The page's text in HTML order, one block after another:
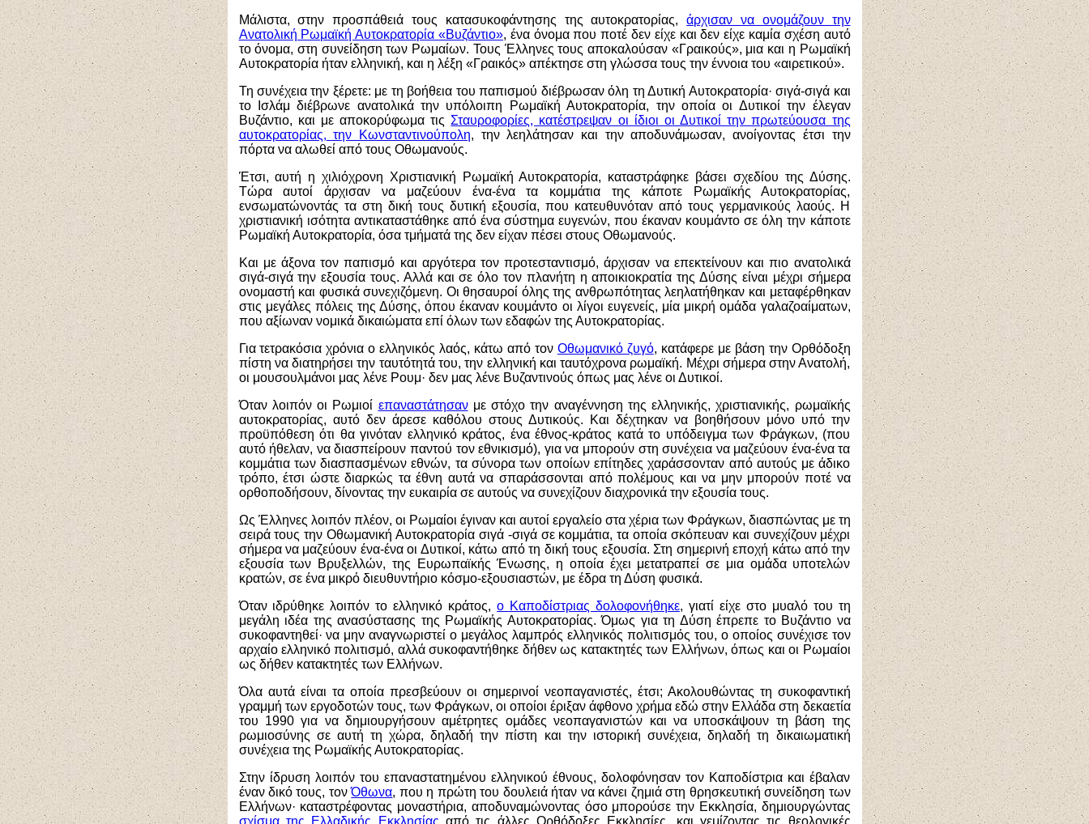
Μάλιστα, στην προσπάθειά τους κατασυκοφάντησης της αυτοκρατορίας,άρχισαν να ονομάζουν την
Ανατολική Ρωμαϊκή Αυτοκρατορία «Βυζάντιο», ένα όνομα που ποτέ δεν είχε και δεν είχε καμία σχέση αυτό
το όνομα, στη συνείδηση των Ρωμαίων. Τους Έλληνες τους αποκαλούσαν «Γραικούς», μια και η Ρωμαϊκή
Αυτοκρατορία ήταν ελληνική, και η λέξη «Γραικός» απέκτησε στη γλώσσα τους την έννοια του «αιρετικού».
Τη συνέχεια την ξέρετε: με τη βοήθεια του παπισμού διέβρωσαν όλη τη Δυτική Αυτοκρατορία· σιγά-σιγά και
το Ισλάμ διέβρωνε ανατολικά την υπόλοιπη Ρωμαϊκή Αυτοκρατορία, την οποία οι Δυτικοί την έλεγαν
Βυζάντιο, και με αποκορύφωμα τις Σταυροφορίες, κατέστρεψαν οι ίδιοι οι Δυτικοί την πρωτεύουσα της
αυτοκρατορίας, την Κωνσταντινούπολη, την λεηλάτησαν και την αποδυνάμωσαν, ανοίγοντας έτσι την
πόρτα να αλωθεί από τους Οθωμανούς.
Έτσι, αυτή η χιλιόχρονη Χριστιανική Ρωμαϊκή Αυτοκρατορία, καταστράφηκε βάσει σχεδίου της Δύσης.
Τώρα αυτοί άρχισαν να μαζεύουν ένα-ένα τα κομμάτια της κάποτε Ρωμαϊκής Αυτοκρατορίας,
ενσωματώνοντάς τα στη δική τους δυτική εξουσία, που κατευθυνόταν από τους γερμανικούς λαούς. Η
χριστιανική ισότητα αντικαταστάθηκε από ένα σύστημα ευγενών, που έκαναν κουμάντο σε όλη την κάποτε
Ρωμαϊκή Αυτοκρατορία, όσα τμήματά της δεν είχαν πέσει στους Οθωμανούς.
Και με άξονα τον παπισμό και αργότερα τον προτεσταντισμό, άρχισαν να επεκτείνουν και πιο ανατολικά
σιγά-σιγά την εξουσία τους. Αλλά και σε όλο τον πλανήτη η αποικιοκρατία της Δύσης είναι μέχρι σήμερα
ονομαστή και φυσικά συνεχιζόμενη. Οι θησαυροί όλης της ανθρωπότητας λεηλατήθηκαν και μεταφέρθηκαν
στις μεγάλες πόλεις της Δύσης, όπου έκαναν κουμάντο οι λίγοι ευγενείς, μία μικρή ομάδα γαλαζοαίματων,
που αξίωναν νομικά δικαιώματα επί όλων των εδαφών της Αυτοκρατορίας.
Για τετρακόσια χρόνια ο ελληνικός λαός, κάτω από τον Οθωμανικό ζυγό, κατάφερε με βάση την Ορθόδοξη
πίστη να διατηρήσει την ταυτότητά του, την ελληνική και ταυτόχρονα ρωμαϊκή. Μέχρι σήμερα στην Ανατολή,
οι μουσουλμάνοι μας λένε Ρουμ· δεν μας λένε Βυζαντινούς όπως μας λένε οι Δυτικοί.
Όταν λοιπόν οι Ρωμιοί επαναστάτησανμε στόχο την αναγέννηση της ελληνικής, χριστιανικής, ρωμαϊκής
αυτοκρατορίας, αυτό δεν άρεσε καθόλου στους Δυτικούς. Και δέχτηκαν να βοηθήσουν μόνο υπό την
προϋπόθεση ότι θα γινόταν ελληνικό κράτος, ένα έθνος-κράτος κατά το υπόδειγμα των Φράγκων, (που
αυτό ήθελαν, να διασπείρουν παντού τον εθνικισμό), για να μπορούν στη συνέχεια να μαζεύουν ένα-ένα τα
κομμάτια των διασπασμένων εθνών, τα σύνορα των οποίων επίτηδες χαράσσονταν από αυτούς με άδικο
τρόπο, έτσι ώστε διαρκώς τα έθνη αυτά να σπαράσσονται από πολέμους και να μην μπορούν ποτέ να
ορθοποδήσουν, δίνοντας την ευκαιρία σε αυτούς να συνεχίζουν διαχρονικά την εξουσία τους.
Ως Έλληνες λοιπόν πλέον, οι Ρωμαίοι έγιναν και αυτοί εργαλείο στα χέρια των Φράγκων, διασπώντας με τη
σειρά τους την Οθωμανική Αυτοκρατορία σιγά -σιγά σε κομμάτια, τα οποία σκόπευαν και συνεχίζουν μέχρι
σήμερα να μαζεύουν ένα-ένα οι Δυτικοί, κάτω από τη δική τους εξουσία. Στη σημερινή εποχή κάτω από την
εξουσία των Βρυξελλών, της Ευρωπαϊκής Ένωσης, η οποία έχει μετατραπεί σε μια ομάδα υποτελών
κρατών, σε ένα μικρό διευθυντήριο κόσμο-εξουσιαστών, με έδρα τη Δύση φυσικά.
Όταν ιδρύθηκε λοιπόν το ελληνικό κράτος,ο Καποδίστριας δολοφονήθηκε, γιατί είχε στο μυαλό του τη
μεγάλη ιδέα της ανασύστασης της Ρωμαϊκής Αυτοκρατορίας. Όμως για τη Δύση έπρεπε το Βυζάντιο να
συκοφαντηθεί· να μην αναγνωριστεί ο μεγάλος λαμπρός ελληνικός πολιτισμός του, ο οποίος συνέχισε τον
αρχαίο ελληνικό πολιτισμό, αλλά συκοφαντήθηκε δήθεν ως κατακτητές των Ελλήνων, όπως και οι Ρωμαίοι
ως δήθεν κατακτητές των Ελλήνων.
Όλα αυτά είναι τα οποία πρεσβεύουν οι σημερινοί νεοπαγανιστές, έτσι; Ακολουθώντας τη συκοφαντική
γραμμή των εργοδοτών τους, των Φράγκων, οι οποίοι έριξαν άφθονο χρήμα εδώ στην Ελλάδα στη δεκαετία
του 1990 για να δημιουργήσουν αμέτρητες ομάδες νεοπαγανιστών και να υποσκάψουν τη βάση της
ρωμιοσύνης σε αυτή τη χώρα, δηλαδή την πίστη και την ιστορική συνέχεια, δηλαδή τη δικαιωματική
συνέχεια της Ρωμαϊκής Αυτοκρατορίας.
Στην ίδρυση λοιπόν του επαναστατημένου ελληνικού έθνους, δολοφόνησαν τον Καποδίστρια και έβαλαν
έναν δικό τους, τονΌθωνα, που η πρώτη του δουλειά ήταν να κάνει ζημιά στη θρησκευτική συνείδηση των
Ελλήνων· καταστρέφοντας μοναστήρια, αποδυναμώνοντας όσο μπορούσε την Εκκλησία, δημιουργώντας
σχίσμα της Ελλαδικής Εκκλησίας από τις άλλες Ορθόδοξες Εκκλησίες, και γεμίζοντας τις θεολογικές